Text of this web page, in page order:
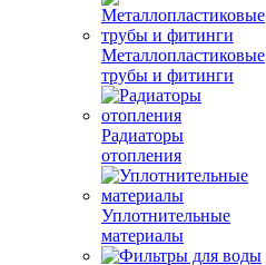
Металлопластиковые
трубы и фитинги
Радиаторы
отопления
Уплотнительные
материалы